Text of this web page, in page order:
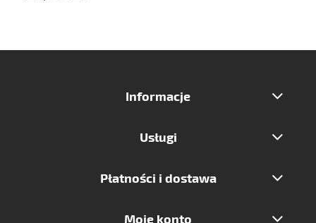
Informacje
Usługi
Płatności i dostawa
Moje konto